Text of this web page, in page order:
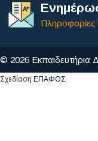
© 2026 Εκπαιδευτήρια
Σχεδίαση ΕΠΑΦΟΣ